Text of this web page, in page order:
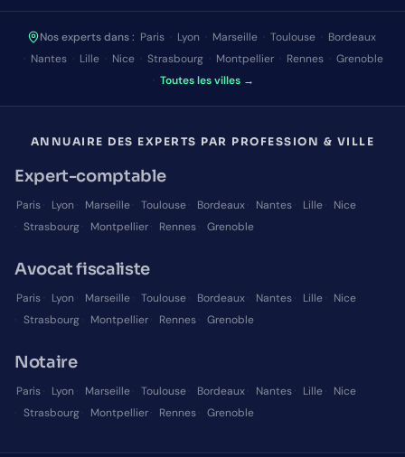
Nos experts dans : Paris · Lyon · Marseille · Toulouse · Bordeaux
· Nantes · Lille · Nice · Strasbourg · Montpellier · Rennes · Grenoble
· Toutes les villes →
ANNUAIRE DES EXPERTS PAR PROFESSION & VILLE
Expert-comptable
Paris Lyon Marseille Toulouse Bordeaux Nantes Lille
Nice
Strasbourg Montpellier Rennes Grenoble
Avocat fiscaliste
Paris Lyon Marseille Toulouse Bordeaux Nantes Lille
Nice
Strasbourg Montpellier Rennes Grenoble
Notaire
Paris Lyon Marseille Toulouse Bordeaux Nantes Lille
Nice
Strasbourg Montpellier Rennes Grenoble